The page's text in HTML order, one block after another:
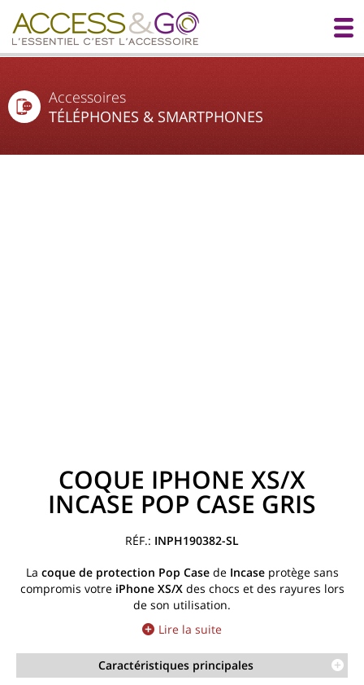
Accessoires
TÉLÉPHONES & SMARTPHONES
COQUE IPHONE XS/X
INCASE POP CASE GRIS
INPH190382-SL
La coque de protection Pop Casede Incaseprotège sans
compromis votre iPhone XS/Xdes chocs et des rayures lors
de son utilisation.
Lire la suite
Caractéristiques principales